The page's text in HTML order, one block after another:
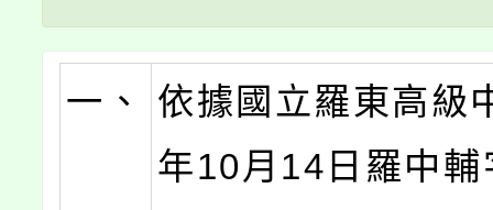
一、
依據國立羅東高級
年10月14日羅中